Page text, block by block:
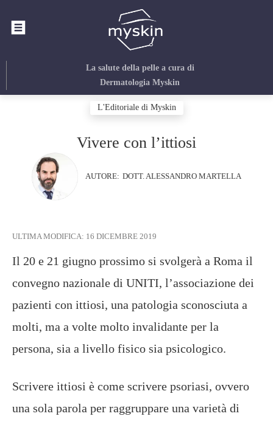
La salute della pelle a cura di
Dermatologia Myskin
L'Editoriale di Myskin
Vivere con l’ittiosi
AUTORE: DOTT. ALESSANDRO MARTELLA
ULTIMA MODIFICA: 16 DICEMBRE 2019
Il 20 e 21 giugno prossimo si svolgerà a Roma il
convegno nazionale di UNITI, l’associazione dei
pazienti con ittiosi, una patologia sconosciuta a
molti, ma a volte molto invalidante per la
persona, sia a livello fisico sia psicologico.
Scrivere ittiosi è come scrivere psoriasi, ovvero
una sola parola per raggruppare una varietà di